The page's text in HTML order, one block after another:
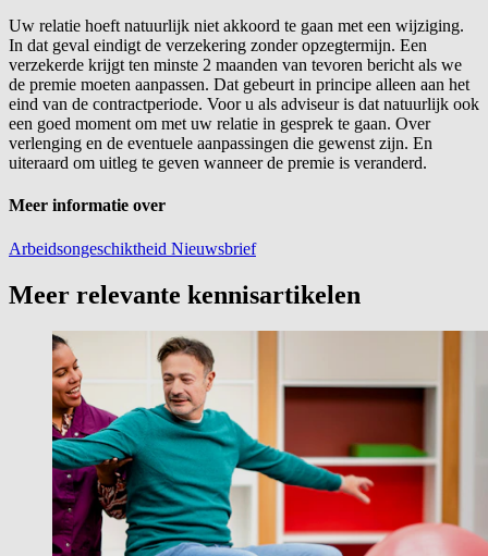
Uw relatie hoeft natuurlijk niet akkoord te gaan met een wijziging.
In dat geval eindigt de verzekering zonder opzegtermijn. Een
verzekerde krijgt ten minste 2 maanden van tevoren bericht als we
de premie moeten aanpassen. Dat gebeurt in principe alleen aan het
eind van de contractperiode. Voor u als adviseur is dat natuurlijk ook
een goed moment om met uw relatie in gesprek te gaan. Over
verlenging en de eventuele aanpassingen die gewenst zijn. En
uiteraard om uitleg te geven wanneer de premie is veranderd.
Meer informatie over
Arbeidsongeschiktheid Nieuwsbrief
Meer relevante kennisartikelen